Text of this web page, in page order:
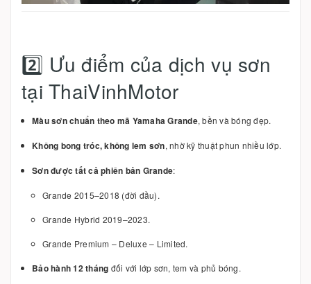
2️⃣ Ưu điểm của dịch vụ sơn
tại ThaiVinhMotor
Màu sơn chuẩn theo mã Yamaha Grande, bền và bóng đẹp.
Không bong tróc, không lem sơn, nhờ kỹ thuật phun nhiều lớp.
Sơn được tất cả phiên bản Grande:
Grande 2015–2018 (đời đầu).
Grande Hybrid 2019–2023.
Grande Premium – Deluxe – Limited.
Bảo hành 12 tháng đối với lớp sơn, tem và phủ bóng.